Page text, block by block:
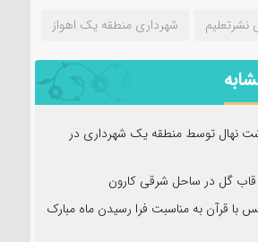
نشرتعلیم شهرداری منطقه یک اهواز
نهال توسط منطقه یک شهرداری در
گل در ساحل شرقی کارون
با قرآن به مناسبت فرا رسیدن ماه مبارک